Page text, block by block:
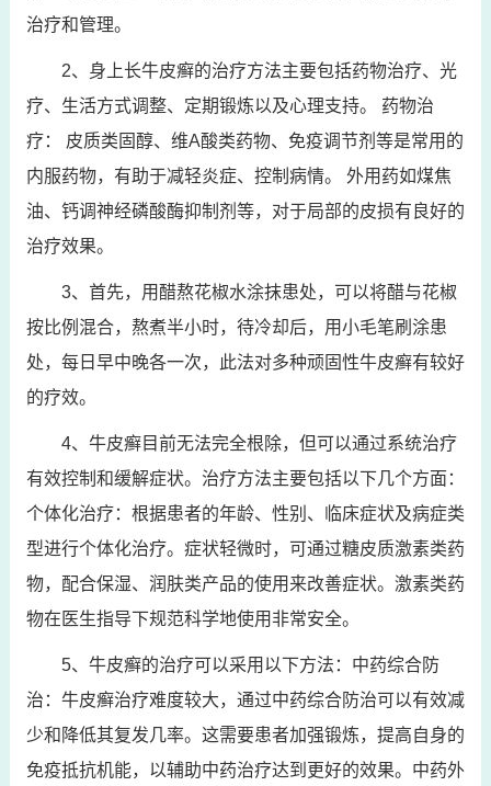
治疗和管理。
2、身上长牛皮癣的治疗方法主要包括药物治疗、光
疗、生活方式调整、定期锻炼以及心理支持。 药物治
疗： 皮质类固醇、维A酸类药物、免疫调节剂等是常用的
内服药物，有助于减轻炎症、控制病情。 外用药如煤焦
油、钙调神经磷酸酶抑制剂等，对于局部的皮损有良好的
治疗效果。
3、首先，用醋熬花椒水涂抹患处，可以将醋与花椒
按比例混合，熬煮半小时，待冷却后，用小毛笔刷涂患
处，每日早中晚各一次，此法对多种顽固性牛皮癣有较好
的疗效。
4、牛皮癣目前无法完全根除，但可以通过系统治疗
有效控制和缓解症状。治疗方法主要包括以下几个方面：
个体化治疗：根据患者的年龄、性别、临床症状及病症类
型进行个体化治疗。症状轻微时，可通过糖皮质激素类药
物，配合保湿、润肤类产品的使用来改善症状。激素类药
物在医生指导下规范科学地使用非常安全。
5、牛皮癣的治疗可以采用以下方法：中药综合防
治：牛皮癣治疗难度较大，通过中药综合防治可以有效减
少和降低其复发几率。这需要患者加强锻炼，提高自身的
免疫抵抗机能，以辅助中药治疗达到更好的效果。中药外